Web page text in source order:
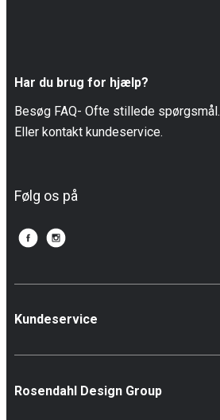
Har du brug for hjælp?
Besøg FAQ- Ofte stillede spørgsmål.
Eller kontakt kundeservice.
Følg os på
Kundeservice
Rosendahl Design Group